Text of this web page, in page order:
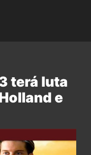
terá luta
e